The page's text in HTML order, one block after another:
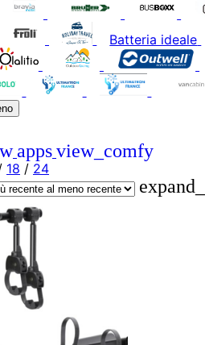
Batteria ideale
appsview_comfy
18 / 24